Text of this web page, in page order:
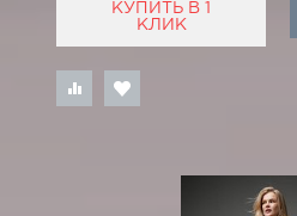
КУПИТЬ В 1
КЛИК